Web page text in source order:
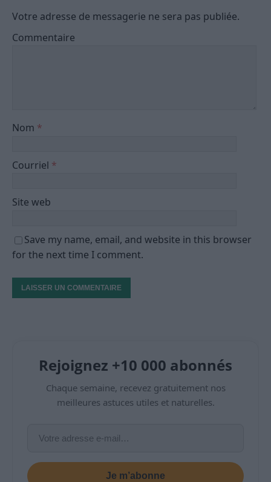
Votre adresse de messagerie ne sera pas publiée.
Commentaire
Nom *
Courriel *
Site web
Save my name, email, and website in this browser
for the next time I comment.
Rejoignez +10 000 abonnés
Chaque semaine, recevez gratuitement nos
meilleures astuces utiles et naturelles.
Je m’abonne